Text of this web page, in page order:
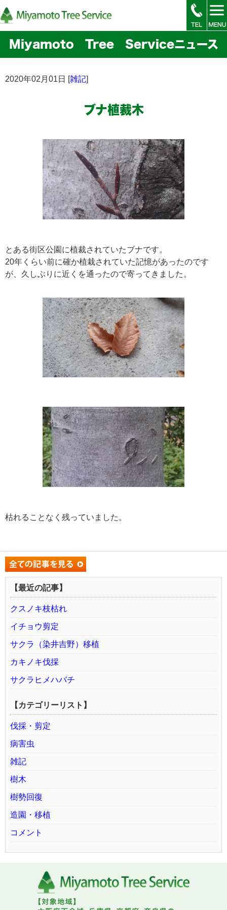
Miyamoto Tree Serviceニュース
2020年02月01日 [雑記]
ブナ植裁木
とある街区公園に植裁されていたブナです。
20年くらい前に確か植栽されていた記憶があったのです
が、久しぶりに近くを通ったので寄ってきました。
枯れることなく残っていました。
【最近の記事】
クスノキ枝枯れ
イチョウ剪定
サクラ（染井吉野）移植
カキノキ伐採
サクラヒメハバチ
【カテゴリーリスト】
伐採・剪定
病害虫
雑記
樹木
樹勢回復
造園・移植
コメント